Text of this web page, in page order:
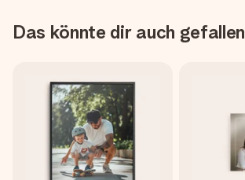
Das könnte dir auch gefallen